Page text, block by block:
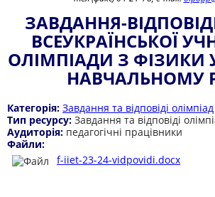
ЗАВДАННЯ-
ВСЕУКРАЇНСЬКОЇ
ОЛІМПІАДИ З ФІЗИКИ
НАВЧАЛЬНОМУ
Категорія: Завдання та відповіді олімпіад
Тип ресурсу: Завдання та відповіді
Аудиторія: педагогічні працівники
Файли:
f-iiet-23-24-vidpovidi.docx